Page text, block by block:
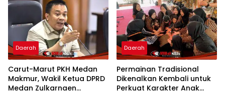
Daerah
Carut-Marut PKH Medan
Makmur, Wakil Ketua DPRD
Medan Zulkarnaen
Daerah
Permainan Tradisional
Dikenalkan Kembali untuk
Perkuat Karakter Anak